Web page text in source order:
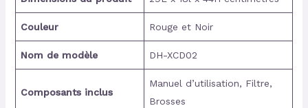
Couleur Rouge et Noir
Nom de modèle DH-XCD02
Composants inclus
Manuel d’utilisation, Filtre,
Brosses